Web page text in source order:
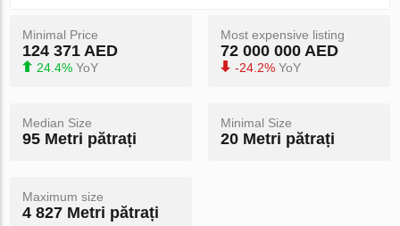
Minimal Price
124 371 AED
24.4% YoY
Most expensive listing
72 000 000 AED
-24.2% YoY
Median Size
95 Metri pătrați
Minimal Size
20 Metri pătrați
Maximum size
4 827 Metri pătrați